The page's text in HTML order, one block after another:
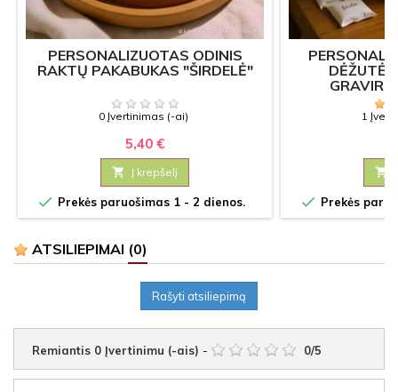
PERSONALIZUOTAS ODINIS
RAKTŲ PAKABUKAS "ŠIRDELĖ"
0 Įvertinimas (-ai)
5,40 €
 Į krepšelį
 Prekės paruošimas 1 - 2 dienos.
DĖŽUTĖ
1

 Prekės
ATSILIEPIMAI (0)
Rašyti atsiliepimą
Remiantis 0 Įvertinimu (-ais) - 0/5